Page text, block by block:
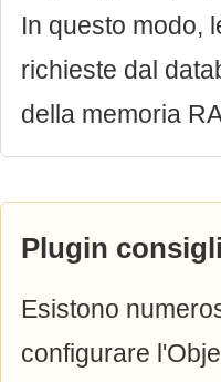
In questo modo,
richieste dal
della memoria
Plugin
Esistono
configurare